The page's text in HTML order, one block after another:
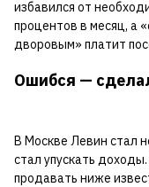
избавился от
процентов в месяц, а
дворовым» платит
Ошибся —
В Москве Левин стал
стал упускать
продавать ниже